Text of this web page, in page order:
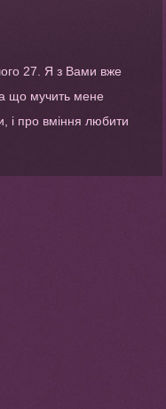
27. Я з Вами вже
що мучить мене
і про вміння любити